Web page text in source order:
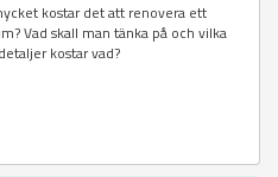
kostar det att renovera ett
Vad skall man tänka på och vilka
kostar vad?